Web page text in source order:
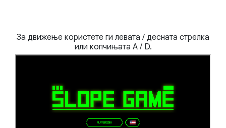
За движење користете ги левата / десната стрелка
или копчињата A / D.